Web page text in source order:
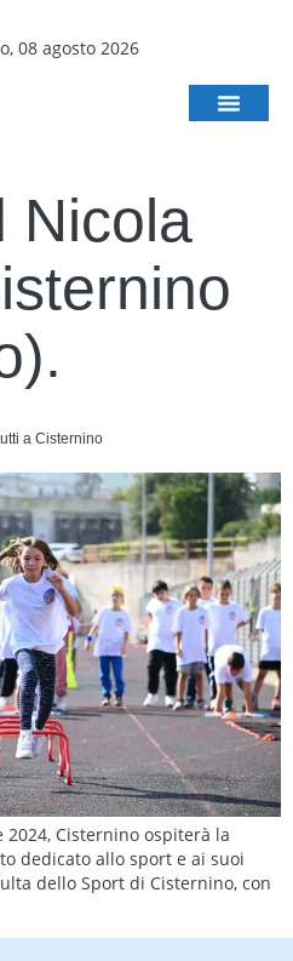
08 agosto 2026
Nicola
a Cisternino
Cisternino ospiterà la
dedicato allo sport e ai suoi
dello Sport di Cisternino, con